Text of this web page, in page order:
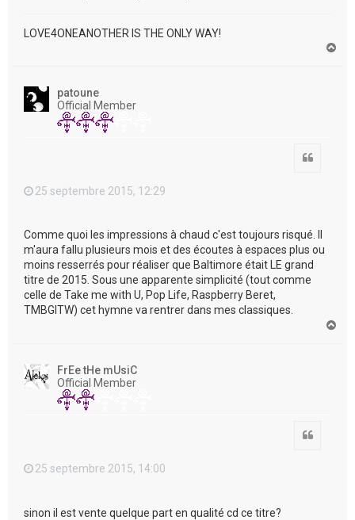
LOVE4ONEANOTHER IS THE ONLY WAY!
patoune
Official Member
25 septembre 2015, 12:29
Comme quoi les impressions à chaud c'est toujours risqué. Il
m'aura fallu plusieurs mois et des écoutes à espaces plus ou
moins resserrés pour réaliser que Baltimore était LE grand
titre de 2015. Sous une apparente simplicité (tout comme
celle de Take me with U, Pop Life, Raspberry Beret,
TMBGITW) cet hymne va rentrer dans mes classiques.
FrEe tHe mUsiC
Official Member
25 septembre 2015, 14:00
sinon il est vente quelque part en qualité cd ce titre?